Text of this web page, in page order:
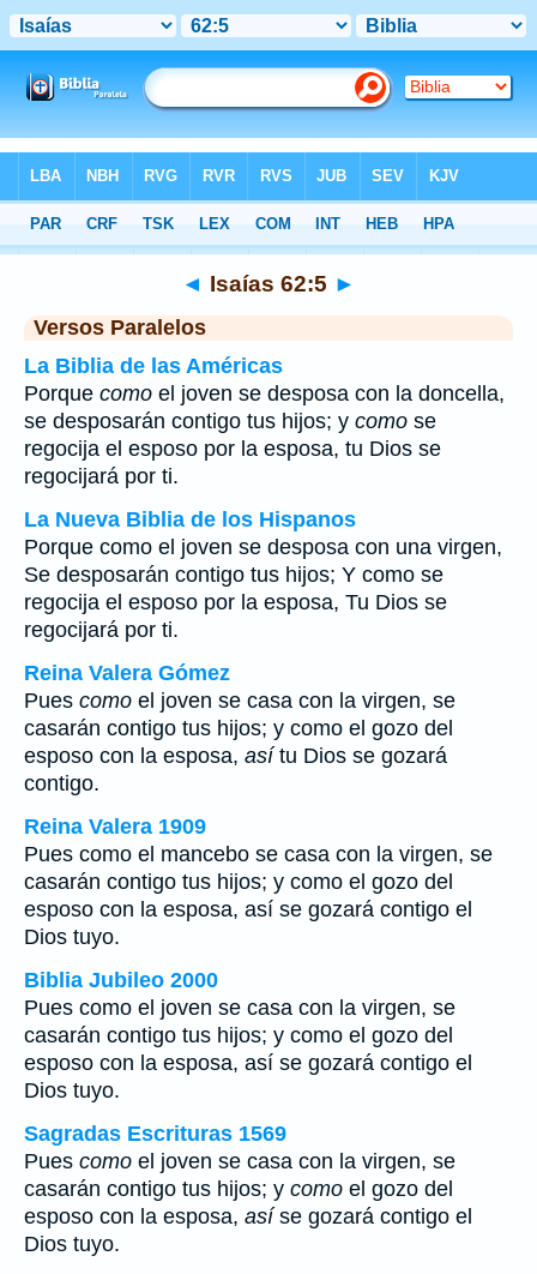
>Isaías > Capítulo 62> Verso 5
◄ Isaías 62:5 ►
Versos Paralelos
La Biblia de las Américas
Porque como el joven se desposa con la doncella,
se desposarán contigo tus hijos; y como se
regocija el esposo por la esposa, tu Dios se
regocijará por ti.
La Nueva Biblia de los Hispanos
Porque como el joven se desposa con una virgen,
Se desposarán contigo tus hijos; Y como se
regocija el esposo por la esposa, Tu Dios se
regocijará por ti.
Reina Valera Gómez
Pues como el joven se casa con la virgen, se
casarán contigo tus hijos; y como el gozo del
esposo con la esposa, asítu Dios se gozará
contigo.
Reina Valera 1909
Pues como el mancebo se casa con la virgen, se
casarán contigo tus hijos; y como el gozo del
esposo con la esposa, así se gozará contigo el
Dios tuyo.
Biblia Jubileo 2000
Pues como el joven se casa con la virgen, se
casarán contigo tus hijos; y como el gozo del
esposo con la esposa, así se gozará contigo el
Dios tuyo.
Sagradas Escrituras 1569
Pues como el joven se casa con la virgen, se
casarán contigo tus hijos; y como el gozo del
esposo con la esposa, asíse gozará contigo el
Dios tuyo.